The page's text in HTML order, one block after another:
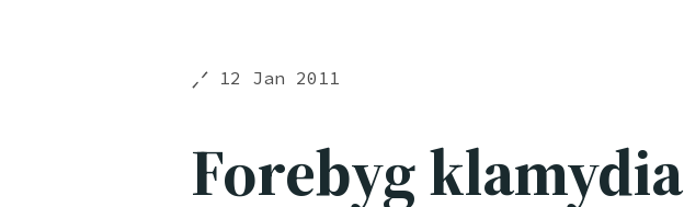
12 Jan 2011
Forebyg klamydia